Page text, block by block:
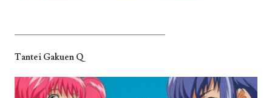
Tantei Gakuen Q